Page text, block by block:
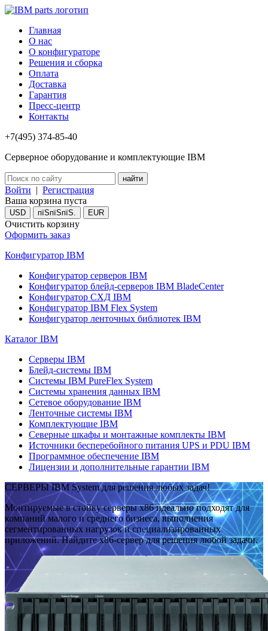
Главная
О нас
О конфигураторе
Решения и сборка
Оплата
Доставка
Гарантия
Пресс-центр
Контакты
+7(495) 374-85-40
Серверное оборудование и комплектующие IBM
Войти | Регистрация
Ваша корзина пуста
USD пїЅпїЅпїЅ. EUR
Очистить корзину
Оформить заказ
Конфигуратор IBM
Конфигуратор серверов IBM
Конфигуратор блейд-серверов IBM BladeCenter
Конфигуратор СХД IBM
Конфигуратор IBM Flex System
Конфигуратор ленточных библиотек IBM
Каталог IBM
Серверы IBM
Блейд-системы IBM
Системы IBM PureFlex System
Системы хранения данных IBM
Сетевое оборудование IBM
Ленточные системы IBM
Комплектующие IBM
Северные шкафы и монтажные комплекты IBM
Источники бесперебойного питания UPS и PDU IBM
Программное обеспечение IBM
Лицензии и дополнительные гарантии IBM
СЕРВЕРЫ IBM System для решения любых задач!
Монтируемые в стойку серверы x86 идеально подходят для
компаний малого и среднего бизнеса, выполнения
сегментированных нагрузок и специализированных
приложений. Найдите x86-сервер для решения любой задачи.